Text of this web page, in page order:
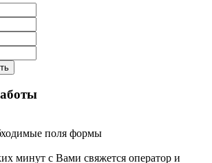
поля формы
минут с Вами свяжется оператор и